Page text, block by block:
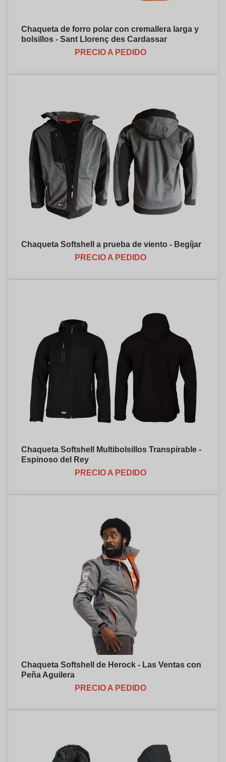
Chaqueta de forro polar con cremallera larga y
bolsillos - Sant Llorenç des Cardassar
PRECIO A PEDIDO
Chaqueta Softshell a prueba de viento - Begíjar
PRECIO A PEDIDO
Chaqueta Softshell Multibolsillos Transpirable -
Espinoso del Rey
PRECIO A PEDIDO
Chaqueta Softshell de Herock - Las Ventas con
Peña Aguilera
PRECIO A PEDIDO